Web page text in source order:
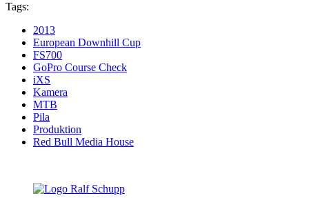
Tags:
2013
European Downhill Cup
FS700
GoPro Course Check
iXS
Kamera
MTB
Pila
Produktion
Red Bull Media House